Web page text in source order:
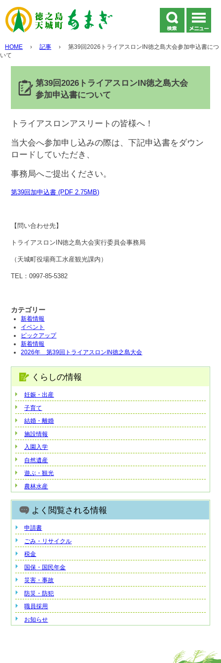
HOME › 記事 ›
第39回2026トライアスロンIN徳之島大会参加申込書につ
いて
第39回2026トライアスロンIN徳之島大会
参加申込書について
トライアスロンアスリートの皆様へ！
当大会へ参加申し込みの際は、下記申込書をダウン
ロードしていただき、
事務局へご提出ください。
第39回加申込書 (PDF 2.75MB)
【問い合わせ先】
トライアスロンIN徳之島大会実行委員会事務局
（天城町役場商工水産観光課内）
TEL：0997-85-5382
カテゴリー
新着情報
イベント
ピックアップ
新着情報
2026年 第39回トライアスロンIN徳之島大会
くらしの情報
妊娠・出産
子育て
結婚・離婚
施設情報
入園入学
自然遺産
遊ぶ・観光
農林水産
よく閲覧される情報
申請書
ごみ・リサイクル
税金
国保・国民年金
災害・事故
防災・防犯
職員採用
お知らせ